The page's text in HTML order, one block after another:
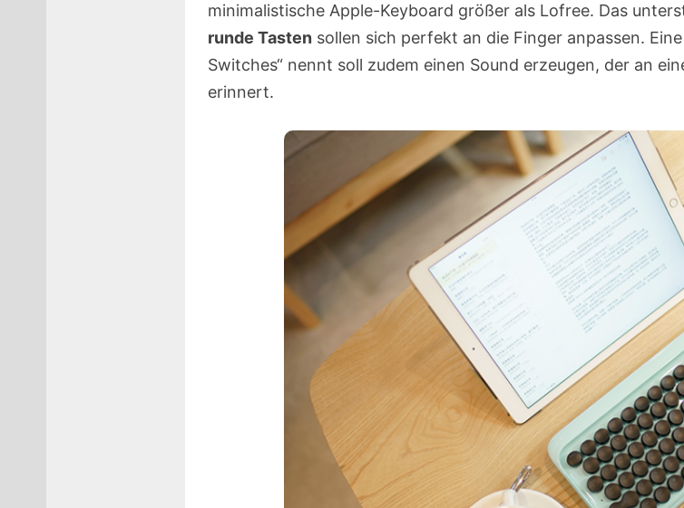
minimalistische Apple-Keyboard größer als Lofree. Das
runde Tasten sollen sich perfekt an die Finger anpassen.
Switches“ nennt soll zudem einen Sound erzeugen, der an
erinnert.